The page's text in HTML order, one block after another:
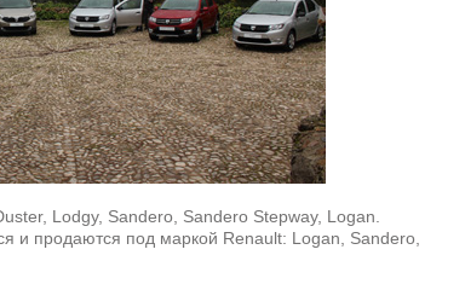
Lodgy, Sandero, Sandero Stepway, Logan.
и продаются под маркой Renault: Logan, Sandero,